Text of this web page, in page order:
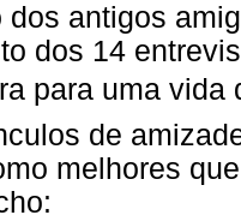
dos antigos
dos 14
para uma
de
melhores